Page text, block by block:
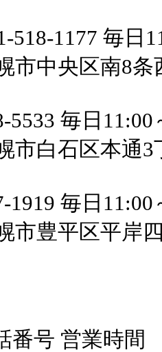
518-1177 毎日
市中央区南8条
5533 毎日11:00
市白石区本通3
1919 毎日11:00
市豊平区平岸
番号 営業時間